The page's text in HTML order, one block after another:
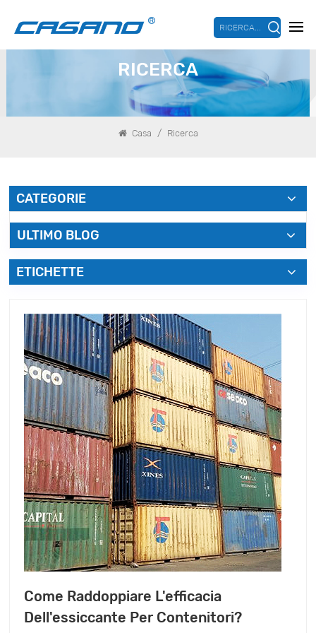
RICERCA...
RICERCA
Casa / Ricerca
CATEGORIE
ULTIMO BLOG
ETICHETTE
Come Raddoppiare L'efficacia
Dell'essiccante Per Contenitori?